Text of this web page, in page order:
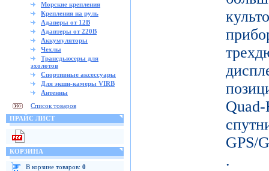
Морские крепления
Крепления на руль
Адаперы от 12В
Адаптеры от 220В
Аккумуляторы
Чехлы
Трансдьюсеры для
эхолотов
Спортивные аксессуары
Для экшн-камеры VIRB
Антенны
Список товаров
ПРАЙС ЛИСТ
КОРЗИНА
В корзине товаров: 0
GPS/
.